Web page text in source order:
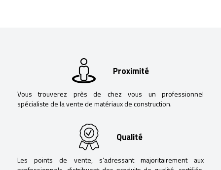
Proximité
Vous trouverez près de chez vous un professionnel
spécialiste de la vente de matériaux de construction.
Qualité
Les points de vente, s’adressant majoritairement aux